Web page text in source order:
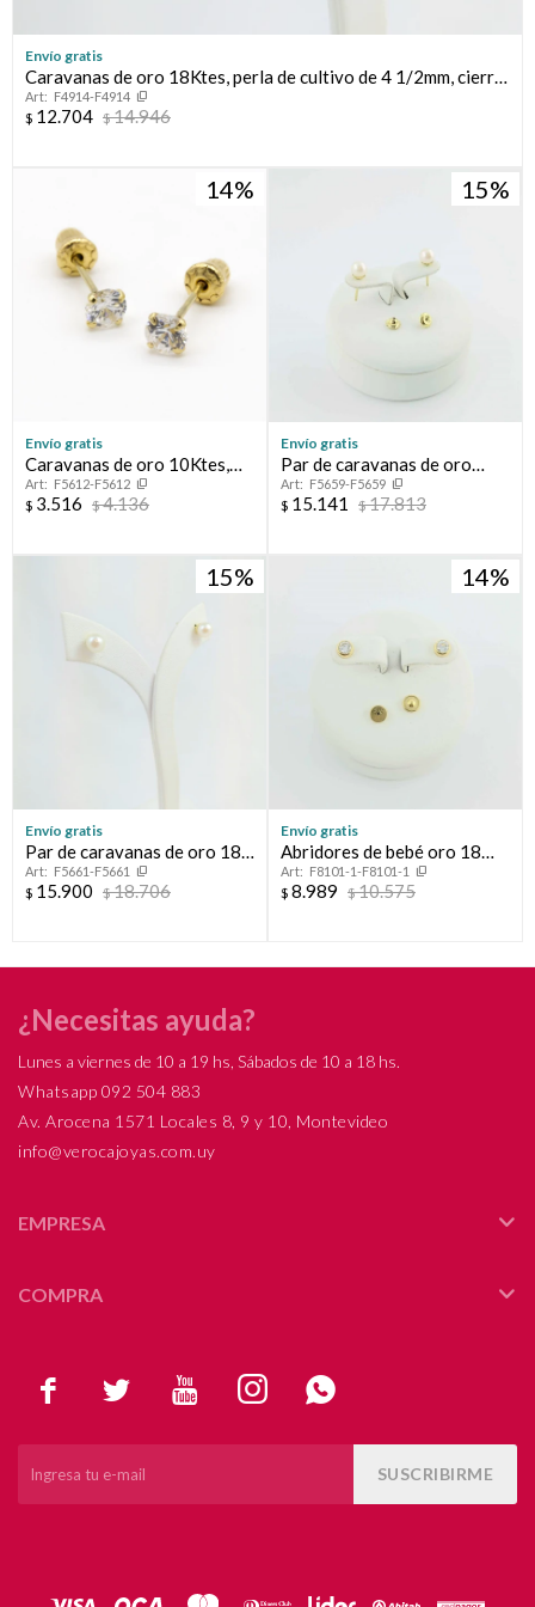
Envío gratis
Caravanas de oro 18Ktes, perla de cultivo de 4 1/2mm, cierre
perno y rosca.
F4914-F4914
$ 12.704 $14.946
14
Envío gratis
Caravanas de oro 10Ktes,
con circonia de 4mm, sistema
de cierre perno y rosca.
F5612-F5612
$ 3.516 $4.136
15
Envío gratis
Par de caravanas de oro
18Ktes y perla de cultivo, 5
1/2 mm.
F5659-F5659
$ 15.141 $17.813
15
Envío gratis
Par de caravanas de oro 18
ktes y perla de cultivo, 6 1/2
mm.
F5661-F5661
$ 15.900 $18.706
14
Envío gratis
Abridores de bebé oro 18
ktes con circonia.
F8101-1-F8101-1
$ 8.989 $10.575
    
SUSCRIBIRME
¿Necesitas ayuda?
Lunes a viernes de 10 a 19 hs, Sábados de 10 a 18 hs.
Whatsapp 092 504 883
Av. Arocena 1571 Locales 8, 9 y 10, Montevideo
info@verocajoyas.com.uy
EMPRESA
COMPRA